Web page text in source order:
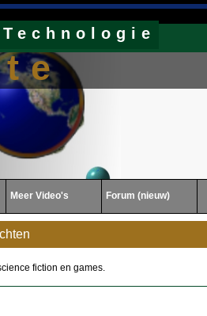
Meer Video's Forum (nieuw)
Technologie
fiction en games.